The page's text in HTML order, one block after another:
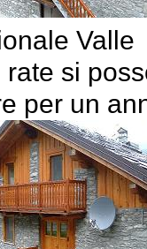
Valle
rate si
per un